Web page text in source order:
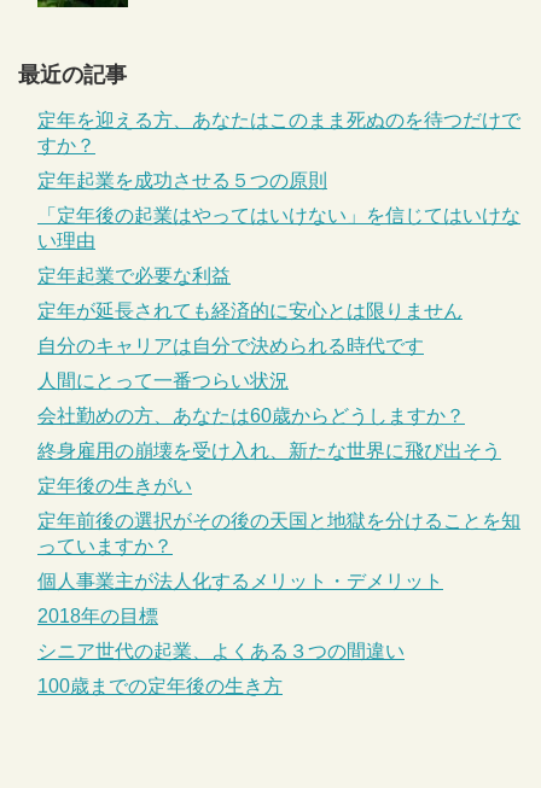
最近の記事
定年を迎える方、あなたはこのまま死ぬのを待つだけで
すか？
定年起業を成功させる５つの原則
「定年後の起業はやってはいけない」を信じてはいけな
い理由
定年起業で必要な利益
定年が延長されても経済的に安心とは限りません
自分のキャリアは自分で決められる時代です
人間にとって一番つらい状況
会社勤めの方、あなたは60歳からどうしますか？
終身雇用の崩壊を受け入れ、新たな世界に飛び出そう
定年後の生きがい
定年前後の選択がその後の天国と地獄を分けることを知
っていますか？
個人事業主が法人化するメリット・デメリット
2018年の目標
シニア世代の起業、よくある３つの間違い
100歳までの定年後の生き方